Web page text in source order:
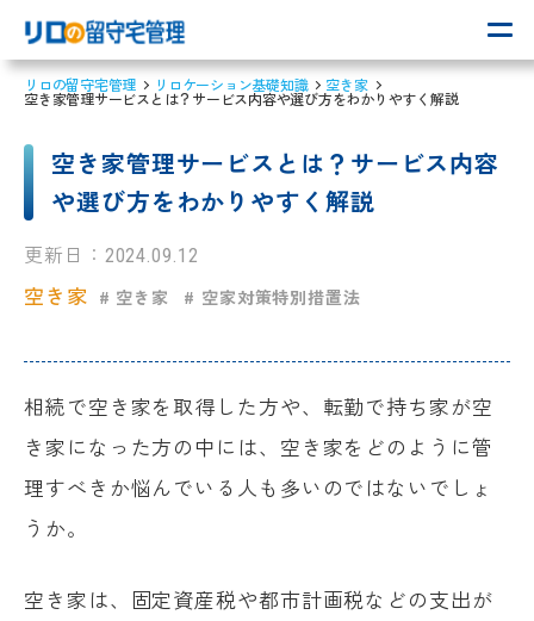
リロの留守宅管理 リロケーション基礎知識 空き家
空き家管理サービスとは？サービス内容や選び方をわかりやすく解説
空き家管理サービスとは？サービス内容
や選び方をわかりやすく解説
更新日： 2024.09.12
空き家 # 空き家 # 空家対策特別措置法
相続で空き家を取得した方や、転勤で持ち家が空
き家になった方の中には、空き家をどのように管
理すべきか悩んでいる人も多いのではないでしょ
うか。
空き家は、固定資産税や都市計画税などの支出が